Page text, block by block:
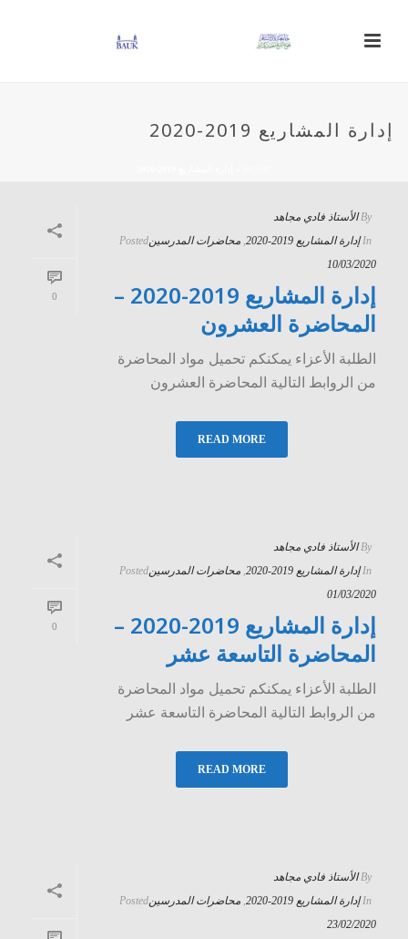
إدارة المشاريع 2019-2020
0
By الأستاذ فادي مجاهد
In إدارة المشاريع 2019-2020 , محاضرات المدرسينPosted
10/03/2020
إدارة المشاريع 2019-2020 –
المحاضرة العشرون
الطلبة الأعزاء يمكنكم تحميل مواد المحاضرة
من الروابط التالية المحاضرة العشرون
READ MORE
0
By الأستاذ فادي مجاهد
In إدارة المشاريع 2019-2020 , محاضرات المدرسينPosted
01/03/2020
إدارة المشاريع 2019-2020 –
المحاضرة التاسعة عشر
الطلبة الأعزاء يمكنكم تحميل مواد المحاضرة
من الروابط التالية المحاضرة التاسعة عشر
READ MORE
By الأستاذ فادي مجاهد
In إدارة المشاريع 2019-2020 , محاضرات المدرسينPosted
23/02/2020